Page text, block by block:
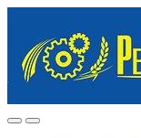
navigation
content